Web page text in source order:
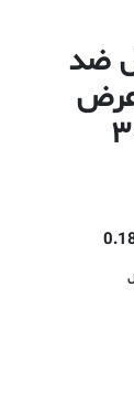
ضد
۰٫۴۷۶۲۵ ، عرض